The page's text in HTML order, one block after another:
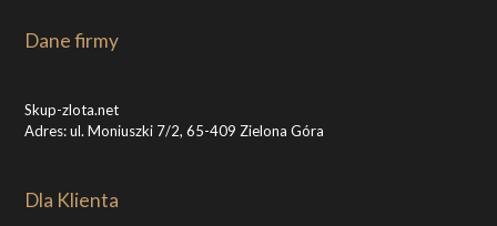
Dane firmy
Skup-zlota.net
Adres: ul. Moniuszki 7/2, 65-409 Zielona Góra
Dla Klienta